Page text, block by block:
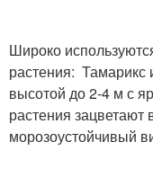
Широко
растения:
высотой до 2-4 м с
растения зацветают
морозоустойчивый